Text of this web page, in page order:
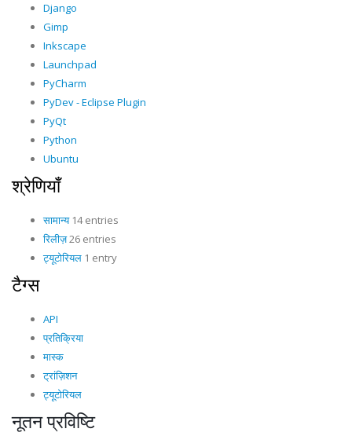
Django
Gimp
Inkscape
Launchpad
PyCharm
PyDev - Eclipse Plugin
PyQt
Python
Ubuntu
श्रेणियाँ
सामान्य14 entries
रिलीज़26 entries
ट्यूटोरियल 1 entry
टैग्स
API
प्रतिक्रिया
मास्क
ट्रांज़िशन
ट्यूटोरियल
नूतन प्रविष्टि